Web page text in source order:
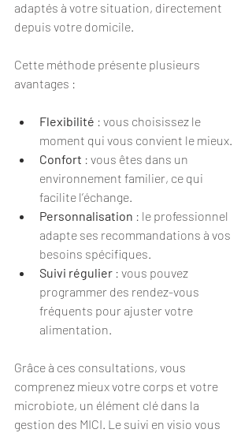
adaptés à votre situation, directement
depuis votre domicile.
Cette méthode présente plusieurs
avantages :
Flexibilité : vous choisissez le
moment qui vous convient le mieux.
Confort : vous êtes dans un
environnement familier, ce qui
facilite l’échange.
Personnalisation : le professionnel
adapte ses recommandations à vos
besoins spécifiques.
Suivi régulier : vous pouvez
programmer des rendez-vous
fréquents pour ajuster votre
alimentation.
Grâce à ces consultations, vous
comprenez mieux votre corps et votre
microbiote, un élément clé dans la
gestion des MICI. Le suivi en visio vous